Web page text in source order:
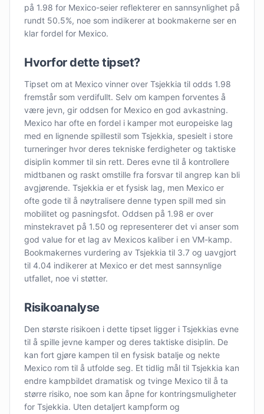
på 1.98 for Mexico-seier reflekterer en sannsynlighet på
rundt 50.5%, noe som indikerer at bookmakerne ser en
klar fordel for Mexico.
Hvorfor dette tipset?
Tipset om at Mexico vinner over Tsjekkia til odds 1.98
fremstår som verdifullt. Selv om kampen forventes å
være jevn, gir oddsen for Mexico en god avkastning.
Mexico har ofte en fordel i kamper mot europeiske lag
med en lignende spillestil som Tsjekkia, spesielt i store
turneringer hvor deres tekniske ferdigheter og taktiske
disiplin kommer til sin rett. Deres evne til å kontrollere
midtbanen og raskt omstille fra forsvar til angrep kan bli
avgjørende. Tsjekkia er et fysisk lag, men Mexico er
ofte gode til å nøytralisere denne typen spill med sin
mobilitet og pasningsfot. Oddsen på 1.98 er over
minstekravet på 1.50 og representerer det vi anser som
god value for et lag av Mexicos kaliber i en VM-kamp.
Bookmakernes vurdering av Tsjekkia til 3.7 og uavgjort
til 4.04 indikerer at Mexico er det mest sannsynlige
utfallet, noe vi støtter.
Risikoanalyse
Den største risikoen i dette tipset ligger i Tsjekkias evne
til å spille jevne kamper og deres taktiske disiplin. De
kan fort gjøre kampen til en fysisk batalje og nekte
Mexico rom til å utfolde seg. Et tidlig mål til Tsjekkia kan
endre kampbildet dramatisk og tvinge Mexico til å ta
større risiko, noe som kan åpne for kontringsmuligheter
for Tsjekkia. Uten detaljert kampform og